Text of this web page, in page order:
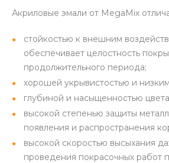
Акриловые эмали от MegaMix
стойкостью к внешним
обеспечивает целостность
продолжительного периода;
хорошей укрывистостью и
глубиной и насыщенностью
высокой степенью защиты
появления и распространения
высокой скоростью высыхания
проведения покрасочных работ